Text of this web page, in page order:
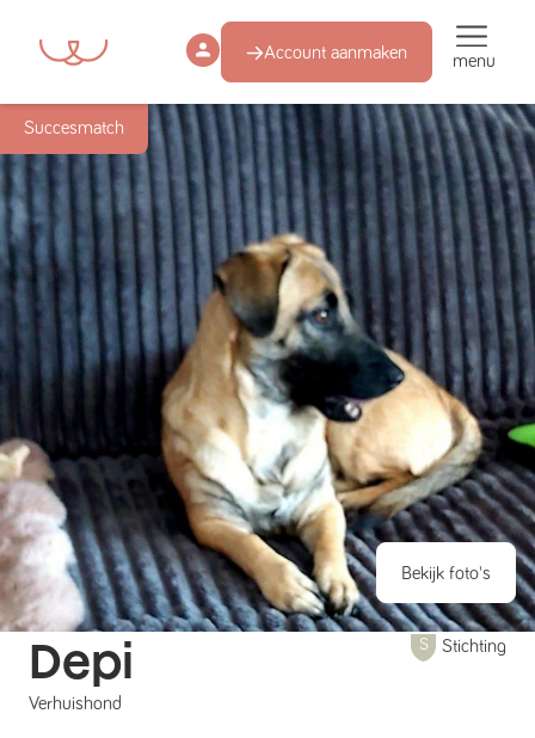
Account aanmaken menu
Succesmatch
Bekijk foto's
Depi
Verhuishond
Stichting